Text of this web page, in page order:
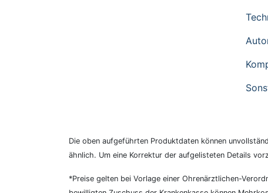
Die oben aufgeführten Produktdaten können
ähnlich. Um eine Korrektur der aufgelisteten Details
*Preise gelten bei Vorlage einer Ohrenärztlichen-